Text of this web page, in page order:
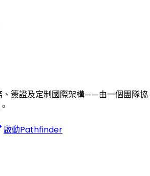
、簽證及定制國際架構——由一個團隊協
啟動Pathfinder